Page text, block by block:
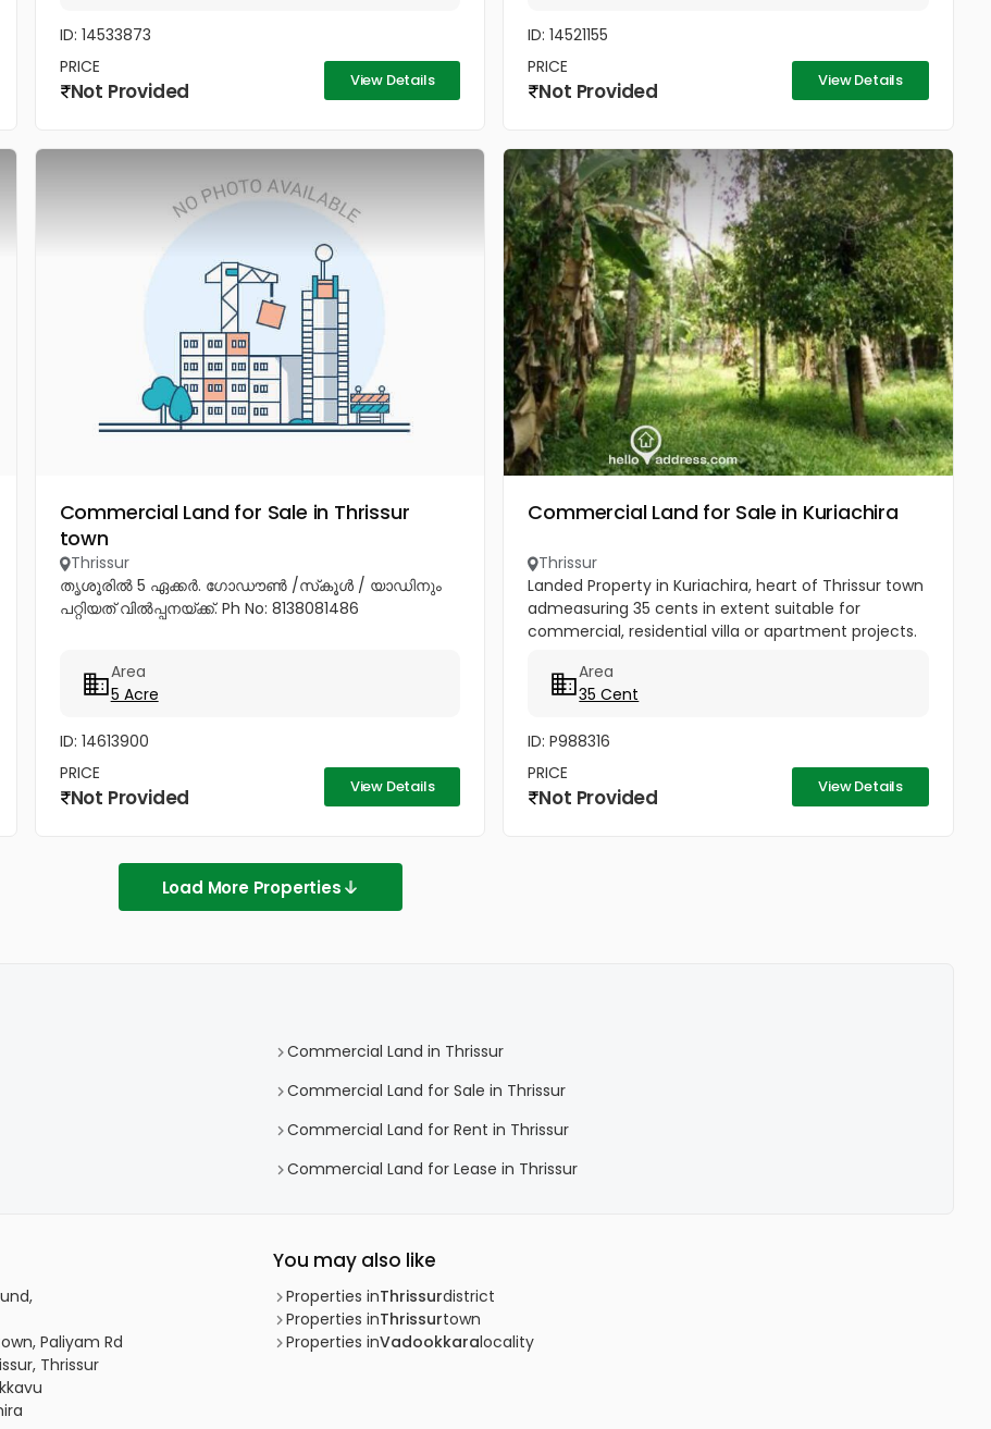
ID: 14533873
PRICE
Not Provided View Details
ID: 14521155
PRICE
Not Provided View Details
Commercial Land for Sale in Thrissur
town
Thrissur
തൃശൂരിൽ 5 ഏക്കർ. ഗോഡൗൺ /സ്‌കൂൾ / യാഡിനും
പറ്റിയത് വിൽപ്പനയ്ക്ക്. Ph No: 8138081486
Area
5 Acre
ID: 14613900
PRICE
Not Provided View Details
Commercial Land for Sale in Kuriachira
Thrissur
Landed Property in Kuriachira, heart of Thrissur town
admeasuring 35 cents in extent suitable for
commercial, residential villa or apartment projects.
Area
35 Cent
ID: P988316
PRICE
Not Provided View Details
Load More Properties
Commercial Land in Thrissur
Commercial Land for Sale in Thrissur
Commercial Land for Rent in Thrissur
Commercial Land for Lease in Thrissur
Paliyam Rd
Thrissur
You may also like
Properties inThrissurdistrict
Properties inThrissurtown
Properties inVadookkaralocality